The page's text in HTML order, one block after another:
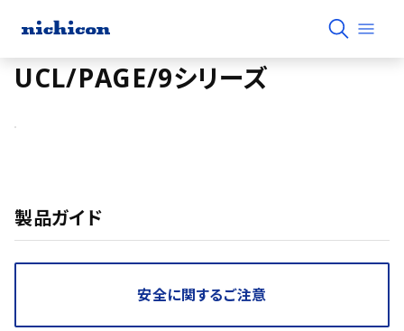
UCL/PAGE/9シリーズ
製品ガイド
安全に関するご注意